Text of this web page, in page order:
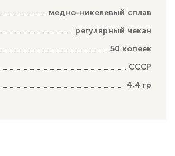
медно-никелевый сплав
регулярный чекан
50 копеек
СССР
4,4 гр